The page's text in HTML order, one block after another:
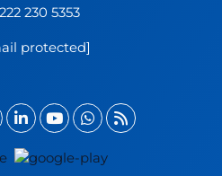
230 5353
protected]